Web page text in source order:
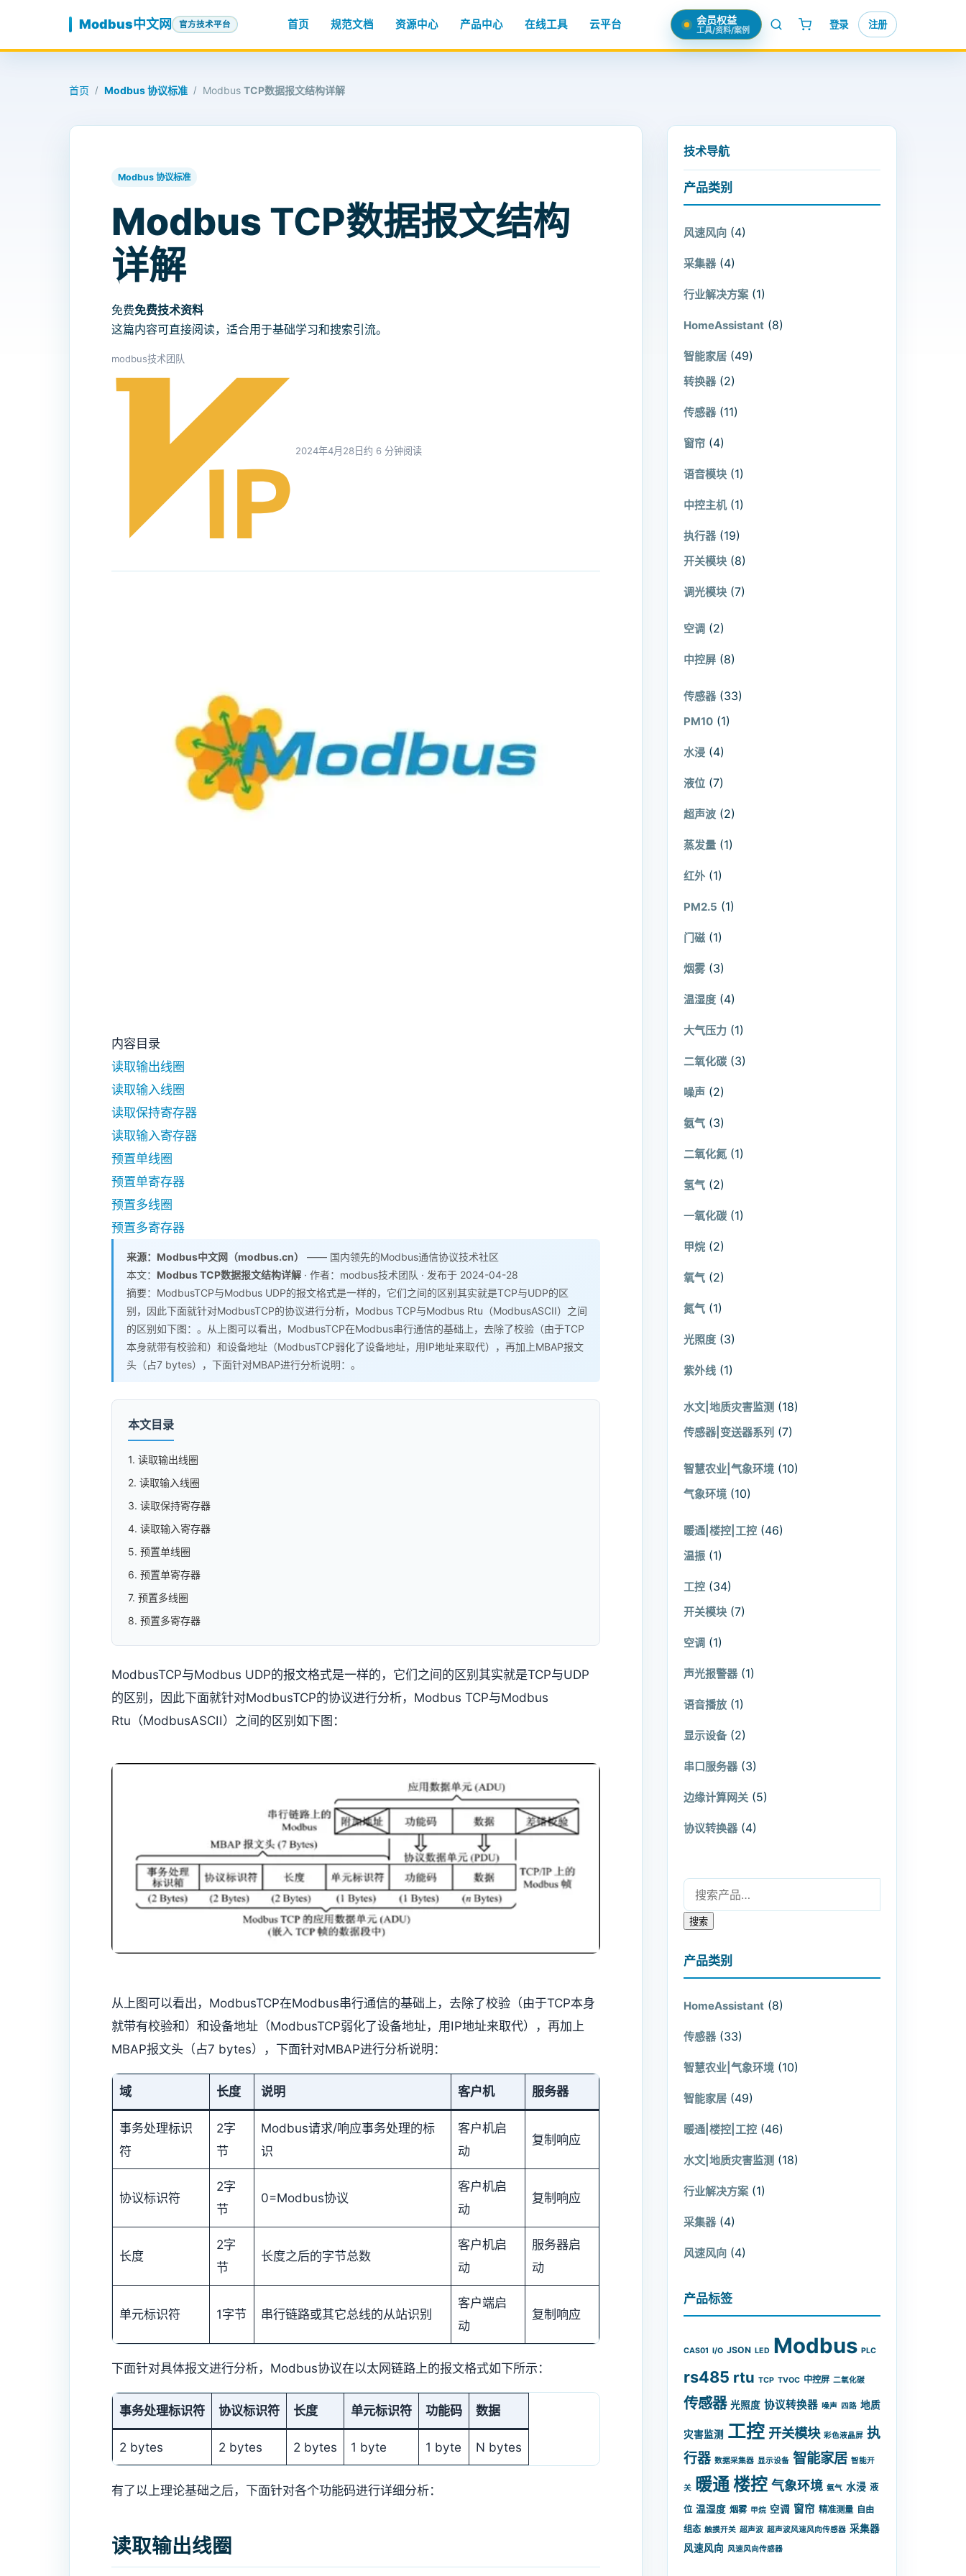
Modbus中文网 官方技术平台 首页 规范文档 资源中心 产品中心 在线工具 云平台 会员权益
工具/资料/案例 登录 注册
首页 / Modbus 协议标准 / Modbus TCP数据报文结构详解
Modbus 协议标准
Modbus TCP数据报文结构
详解
免费免费技术资料
这篇内容可直接阅读，适合用于基础学习和搜索引流。
modbus技术团队
2024年4月28日约 6 分钟阅读
内容目录
读取输出线圈
读取输入线圈
读取保持寄存器
读取输入寄存器
预置单线圈
预置单寄存器
预置多线圈
预置多寄存器
来源：Modbus中文网（modbus.cn）
—— 国内领先的Modbus通信协议技术社区
本文： ModbusTCP数据报文结构详解 · 作者：modbus技术团队 · 发布于 2024-04-28
摘要：ModbusTCP与Modbus UDP的报文格式是一样的，它们之间的区别其实就是TCP与UDP的区
别，因此下面就针对ModbusTCP的协议进行分析，Modbus TCP与Modbus Rtu（ModbusASCII）之间
的区别如下图：。从上图可以看出，ModbusTCP在Modbus串行通信的基础上，去除了校验（由于TCP
本身就带有校验和）和设备地址（ModbusTCP弱化了设备地址，用IP地址来取代），再加上MBAP报文
头（占7 bytes），下面针对MBAP进行分析说明：。
本文目录
1. 读取输出线圈
2. 读取输入线圈
3. 读取保持寄存器
4. 读取输入寄存器
5. 预置单线圈
6. 预置单寄存器
7. 预置多线圈
8. 预置多寄存器
ModbusTCP与Modbus UDP的报文格式是一样的，它们之间的区别其实就是TCP与UDP
的区别，因此下面就针对ModbusTCP的协议进行分析，Modbus TCP与Modbus
Rtu（ModbusASCII）之间的区别如下图：
从上图可以看出，ModbusTCP在Modbus串行通信的基础上，去除了校验（由于TCP本身
就带有校验和）和设备地址（ModbusTCP弱化了设备地址，用IP地址来取代），再加上
MBAP报文头（占7 bytes），下面针对MBAP进行分析说明：
域 长度 说明 客户机 服务器
事务处理标识
符
2字
节
Modbus请求/响应事务处理的标
识
客户机启
动
复制响应
协议标识符
2字
节
0=Modbus协议
客户机启
动
复制响应
长度
2字
节
长度之后的字节总数
客户机启
动
服务器启
动
单元标识符 1字节 串行链路或其它总线的从站识别
客户端启
动
复制响应
下面针对具体报文进行分析，Modbus协议在以太网链路上的报文格式如下所示：
事务处理标识符 协议标识符 长度 单元标识符 功能码 数据
2 bytes 2 bytes 2 bytes 1 byte 1 byte N bytes
有了以上理论基础之后，下面针对各个功能码进行详细分析：
读取输出线圈
技术导航
产品类别
风速风向 (4)
采集器 (4)
行业解决方案 (1)
HomeAssistant (8)
智能家居 (49)
转换器 (2)
传感器 (11)
窗帘 (4)
语音模块 (1)
中控主机 (1)
执行器 (19)
开关模块 (8)
调光模块 (7)
空调 (2)
中控屏 (8)
传感器 (33)
PM10 (1)
水浸 (4)
液位 (7)
超声波 (2)
蒸发量 (1)
红外 (1)
PM2.5 (1)
门磁 (1)
烟雾 (3)
温湿度 (4)
大气压力 (1)
二氧化碳 (3)
噪声 (2)
氨气 (3)
二氧化氮 (1)
氢气 (2)
一氧化碳 (1)
甲烷 (2)
氧气 (2)
氮气 (1)
光照度 (3)
紫外线 (1)
水文|地质灾害监测 (18)
传感器|变送器系列 (7)
智慧农业|气象环境 (10)
气象环境 (10)
暖通|楼控|工控 (46)
温振 (1)
工控 (34)
开关模块 (7)
空调 (1)
声光报警器 (1)
语音播放 (1)
显示设备 (2)
串口服务器 (3)
边缘计算网关 (5)
协议转换器 (4)
搜索：
搜索
产品类别
HomeAssistant (8)
传感器 (33)
智慧农业|气象环境 (10)
智能家居 (49)
暖通|楼控|工控 (46)
水文|地质灾害监测 (18)
行业解决方案 (1)
采集器 (4)
风速风向 (4)
产品标签
CAS01 I/O JSON LED Modbus PLC
rs485 rtu TCP TVOC 中控屏 二氧化碳
传感器 光照度 协议转换器 噪声 四路 地质
灾害监测 工控 开关模块 彩色液晶屏 执
行器 数据采集器 显示设备 智能家居 智能开
关 暖通楼控 气象环境 氨气 水浸 液
位 温湿度 烟雾 甲烷 空调 窗帘 精准测量 自由
组态 触摸开关 超声波 超声波风速风向传感器 采集器
风速风向 风速风向传感器